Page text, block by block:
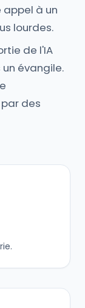
appel à un
lourdes.
de l'IA
évangile.
des